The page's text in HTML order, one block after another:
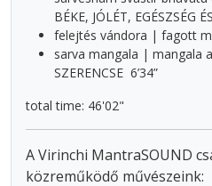
BÉKE, JÓLÉT, EGÉSZSÉG
felejtés vándora | fagott
sarva mangala | mangala
SZERENCSE 6’34”
total time: 46'02"
A Virinchi MantraSOUND
közreműködő művészeink: